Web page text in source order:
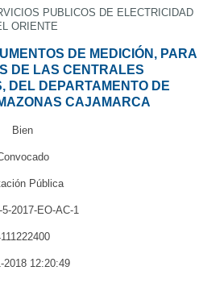
PUBLICOS DE ELECTRICIDAD
ORIENTE
DE MEDICIÓN, PARA
DE LAS CENTRALES
DEL DEPARTAMENTO DE
CAJAMARCA
Bien
Pública
5-2017-EO-AC-1
2018 12:20:49